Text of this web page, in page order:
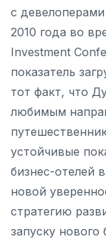
с
2010 года во
Investment
показатель
тот факт, что
любимым
устойчивые
бизнес-отелей
новой
стратегию
запуску нового